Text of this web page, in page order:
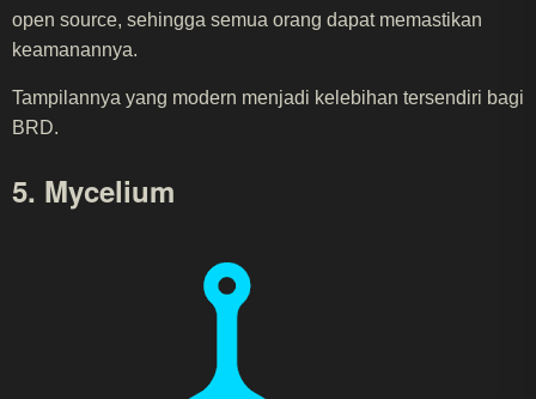
open source, sehingga semua orang dapat memastikan
keamanannya.
Tampilannya yang modern menjadi kelebihan tersendiri bagi
BRD.
5. Mycelium